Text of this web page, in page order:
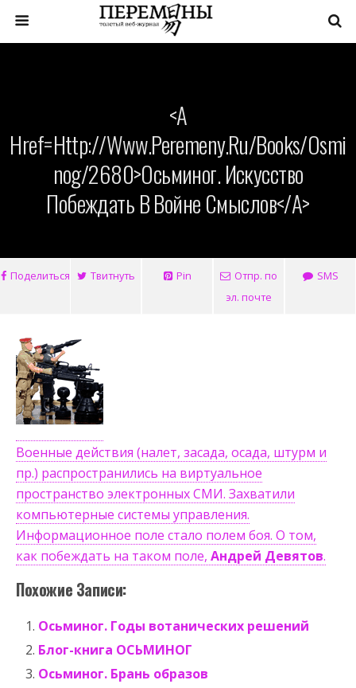
<a
Href=http://www.peremeny.ru/books/osmi
Nog/2680>Осьминог. Искусство
Побеждать В Войне Смыслов</a>
Поделиться Твитнуть Pin
Отпр. по
эл. почте
SMS
Военные действия (налет, засада, осада, штурм и
пр.) распространились на виртуальное
пространство электронных СМИ. Захватили
компьютерные системы управления.
Информационное поле стало полем боя. О том,
как побеждать на таком поле, Андрей Девятов.
Похожие Записи:
Осьминог. Годы вотанических решений
Блог-книга ОСЬМИНОГ
Осьминог. Брань образов